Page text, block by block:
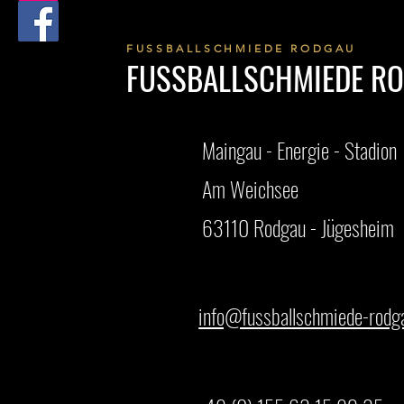
FUSSBALLSCHMIEDE RODGAU
FUSSBALLSCHMIEDE
Maingau - Energie - Stadion
Am Weichsee
63110 Rodgau - Jügesheim
info@fussballschmiede-